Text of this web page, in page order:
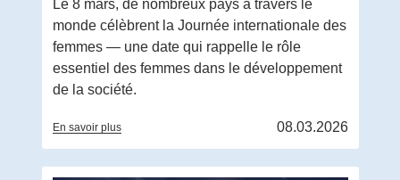
Le 8 mars, de nombreux pays à travers le
monde célèbrent la Journée internationale des
femmes — une date qui rappelle le rôle
essentiel des femmes dans le développement
de la société.
En savoir plus 08.03.2026